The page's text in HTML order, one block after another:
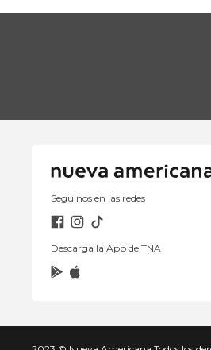
Seguinos en las redes
Descarga la App de TNA